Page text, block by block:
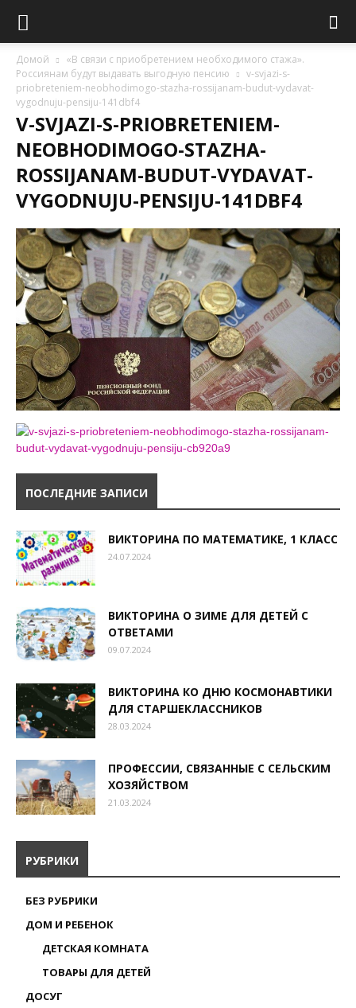
Домой
«В связи с приобретением необходимого стажа».
Россиянам будут выдавать выгодную пенсию
v-svjazi-s-
priobreteniem-neobhodimogo-stazha-rossijanam-budut-vydavat-
vygodnuju-pensiju-141dbf4
V-SVJAZI-S-PRIOBRETENIEM-
NEOBHODIMOGO-STAZHA-
ROSSIJANAM-BUDUT-VYDAVAT-
VYGODNUJU-PENSIJU-141DBF4
ПОСЛЕДНИЕ ЗАПИСИ
ВИКТОРИНА ПО МАТЕМАТИКЕ, 1 КЛАСС
24.07.2024
ВИКТОРИНА О ЗИМЕ ДЛЯ ДЕТЕЙ С
ОТВЕТАМИ
09.07.2024
ВИКТОРИНА КО ДНЮ КОСМОНАВТИКИ
ДЛЯ СТАРШЕКЛАССНИКОВ
28.03.2024
ПРОФЕССИИ, СВЯЗАННЫЕ С СЕЛЬСКИМ
ХОЗЯЙСТВОМ
21.03.2024
РУБРИКИ
БЕЗ РУБРИКИ
ДОМ И РЕБЕНОК
ДЕТСКАЯ КОМНАТА
ТОВАРЫ ДЛЯ ДЕТЕЙ
ДОСУГ